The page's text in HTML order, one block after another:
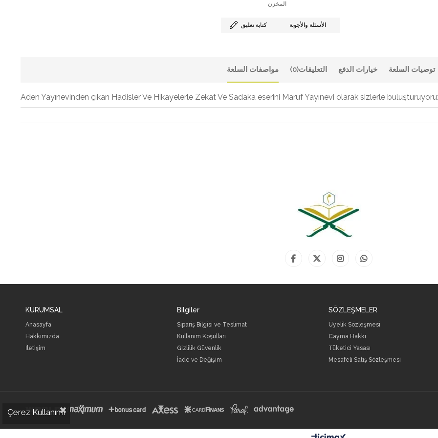
المخزن
كتابة تعليق الأسئلة والأجوبة
مواصفات السلعة التعليقات(0) خيارات الدفع توصيات السلعة
Aden Yayınevinden çıkan Hadisler Ve Hikayelerle Zekat Ve Sadaka eserini Maruf Yayınevi olarak sizlerle
KURUMSAL
Anasayfa
Hakkımızda
İletişim
Bilgiler
Sipariş Bilgisi ve Teslimat
Kullanım Koşulları
Gizlilik Güvenlik
İade ve Değişim
SÖZLEŞMELER
Üyelik Sözleşmesi
Cayma Hakkı
Tüketici Yasası
Mesafeli Satış Sözleşmesi
Çerez Kullanımı